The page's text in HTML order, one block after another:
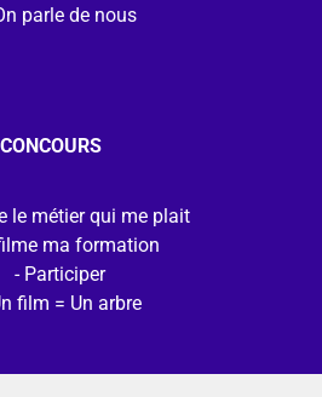
parle de nous
CONCOURS
le métier qui me plait
ma formation
Participer
film = Un arbre